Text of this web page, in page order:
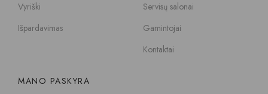
Vyriški
Išpardavimas
Servisų salonai
Gamintojai
Kontaktai
MANO PASKYRA